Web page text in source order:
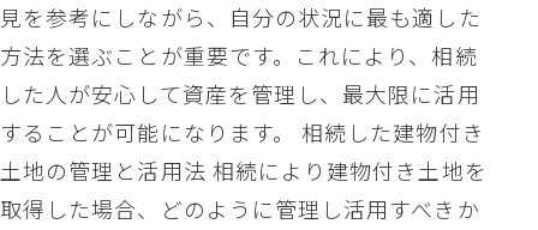
見を参考にしながら、自分の状況に最も適した
方法を選ぶことが重要です。これにより、相続
した人が安心して資産を管理し、最大限に活用
することが可能になります。 相続した建物付き
土地の管理と活用法 相続により建物付き土地を
取得した場合、どのように管理し活用すべきか